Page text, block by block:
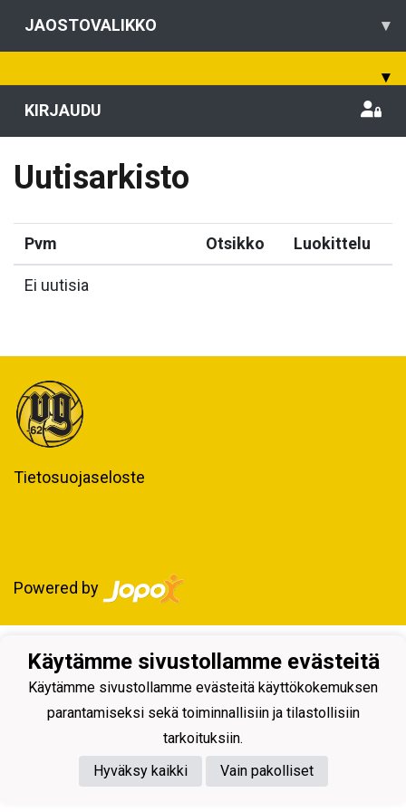
JAOSTOVALIKKO ▾
▾
KIRJAUDU
Uutisarkisto
Pvm Otsikko Luokittelu
Ei uutisia
Tietosuojaseloste
Powered by
Käytämme sivustollamme evästeitä
Käytämme sivustollamme evästeitä käyttökokemuksen
parantamiseksi sekä toiminnallisiin ja tilastollisiin
tarkoituksiin.
Hyväksy kaikki
Vain pakolliset